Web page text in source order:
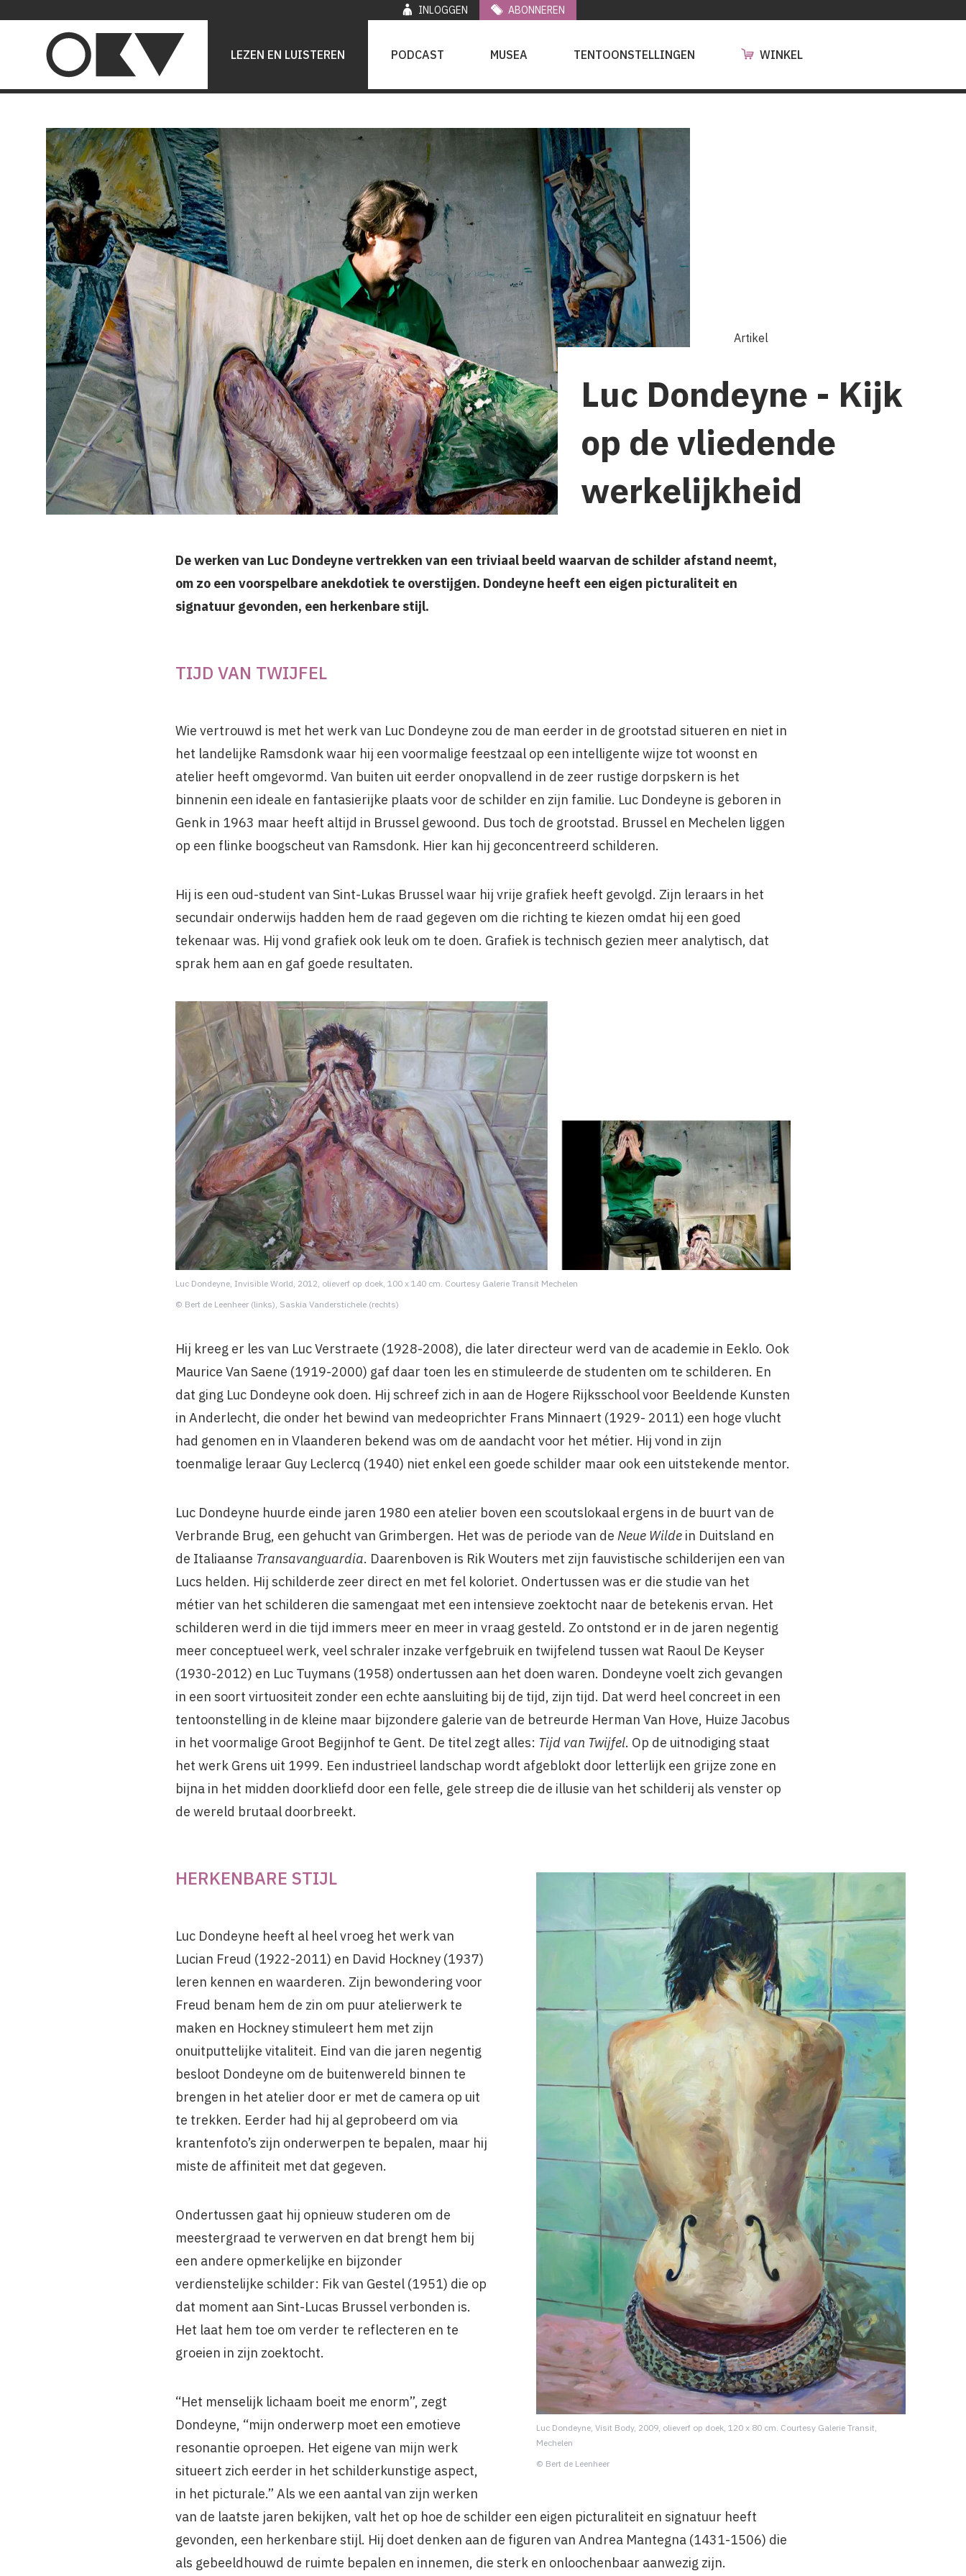
INLOGGEN ABONNEREN
navigation
LEZEN EN LUISTEREN PODCAST MUSEA TENTOONSTELLINGEN WINKEL
Luc Dondeyne - Kijk
op de vliedende
werkelijkheid
Artikel
De werken van Luc Dondeyne vertrekken van een triviaal beeld waarvan de schilder afstand neemt,
om zo een voorspelbare anekdotiek te overstijgen. Dondeyne heeft een eigen picturaliteit en
signatuur gevonden, een herkenbare stijl.
Luc Dondeyne, Invisible World, 2012, olieverf op doek, 100 x 140 cm. Courtesy Galerie Transit Mechelen
© Bert de Leenheer (links), Saskia Vanderstichele (rechts)
TIJD VAN TWIJFEL
Wie vertrouwd is met het werk van Luc Dondeyne zou de man eerder in de grootstad situeren en niet in
het landelijke Ramsdonk waar hij een voormalige feestzaal op een intelligente wijze tot woonst en
atelier heeft omgevormd. Van buiten uit eerder onopvallend in de zeer rustige dorpskern is het
binnenin een ideale en fantasierijke plaats voor de schilder en zijn familie. Luc Dondeyne is geboren in
Genk in 1963 maar heeft altijd in Brussel gewoond. Dus toch de grootstad. Brussel en Mechelen liggen
op een flinke boogscheut van Ramsdonk. Hier kan hij geconcentreerd schilderen.
Hij is een oud-student van Sint-Lukas Brussel waar hij vrije grafiek heeft gevolgd. Zijn leraars in het
secundair onderwijs hadden hem de raad gegeven om die richting te kiezen omdat hij een goed
tekenaar was. Hij vond grafiek ook leuk om te doen. Grafiek is technisch gezien meer analytisch, dat
sprak hem aan en gaf goede resultaten.
Hij kreeg er les van Luc Verstraete (1928-2008), die later directeur werd van de academie in Eeklo. Ook
Maurice Van Saene (1919-2000) gaf daar toen les en stimuleerde de studenten om te schilderen. En
dat ging Luc Dondeyne ook doen. Hij schreef zich in aan de Hogere Rijksschool voor Beeldende Kunsten
in Anderlecht, die onder het bewind van medeoprichter Frans Minnaert (1929- 2011) een hoge vlucht
had genomen en in Vlaanderen bekend was om de aandacht voor het métier. Hij vond in zijn
toenmalige leraar Guy Leclercq (1940) niet enkel een goede schilder maar ook een uitstekende mentor.
Luc Dondeyne huurde einde jaren 1980 een atelier boven een scoutslokaal ergens in de buurt van de
Verbrande Brug, een gehucht van Grimbergen. Het was de periode van de Neue Wilde in Duitsland en
de Italiaanse Transavanguardia. Daarenboven is Rik Wouters met zijn fauvistische schilderijen een van
Lucs helden. Hij schilderde zeer direct en met fel koloriet. Ondertussen was er die studie van het
métier van het schilderen die samengaat met een intensieve zoektocht naar de betekenis ervan. Het
schilderen werd in die tijd immers meer en meer in vraag gesteld. Zo ontstond er in de jaren negentig
meer conceptueel werk, veel schraler inzake verfgebruik en twijfelend tussen wat Raoul De Keyser
(1930-2012) en Luc Tuymans (1958) ondertussen aan het doen waren. Dondeyne voelt zich gevangen
in een soort virtuositeit zonder een echte aansluiting bij de tijd, zijn tijd. Dat werd heel concreet in een
tentoonstelling in de kleine maar bijzondere galerie van de betreurde Herman Van Hove, Huize Jacobus
in het voormalige Groot Begijnhof te Gent. De titel zegt alles: Tijd van Twijfel. Op de uitnodiging staat
het werk Grens uit 1999. Een industrieel landschap wordt afgeblokt door letterlijk een grijze zone en
bijna in het midden doorkliefd door een felle, gele streep die de illusie van het schilderij als venster op
de wereld brutaal doorbreekt.
Luc Dondeyne, Visit Body, 2009, olieverf op doek, 120 x 80 cm. Courtesy Galerie Transit,
Mechelen
© Bert de Leenheer
HERKENBARE STIJL
Luc Dondeyne heeft al heel vroeg het werk van
Lucian Freud (1922-2011) en David Hockney (1937)
leren kennen en waarderen. Zijn bewondering voor
Freud benam hem de zin om puur atelierwerk te
maken en Hockney stimuleert hem met zijn
onuitputtelijke vitaliteit. Eind van die jaren negentig
besloot Dondeyne om de buitenwereld binnen te
brengen in het atelier door er met de camera op uit
te trekken. Eerder had hij al geprobeerd om via
krantenfoto’s zijn onderwerpen te bepalen, maar hij
miste de affiniteit met dat gegeven.
Ondertussen gaat hij opnieuw studeren om de
meestergraad te verwerven en dat brengt hem bij
een andere opmerkelijke en bijzonder
verdienstelijke schilder: Fik van Gestel (1951) die op
dat moment aan Sint-Lucas Brussel verbonden is.
Het laat hem toe om verder te reflecteren en te
groeien in zijn zoektocht.
“Het menselijk lichaam boeit me enorm”, zegt
Dondeyne, “mijn onderwerp moet een emotieve
resonantie oproepen. Het eigene van mijn werk
situeert zich eerder in het schilderkunstige aspect,
in het picturale.” Als we een aantal van zijn werken
van de laatste jaren bekijken, valt het op hoe de schilder een eigen picturaliteit en signatuur heeft
gevonden, een herkenbare stijl. Hij doet denken aan de figuren van Andrea Mantegna (1431-1506) die
als gebeeldhouwd de ruimte bepalen en innemen, die sterk en onloochenbaar aanwezig zijn.